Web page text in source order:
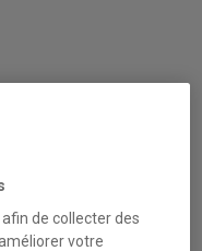
des
dossier qui
télétravail et
les
de collecter des
votre